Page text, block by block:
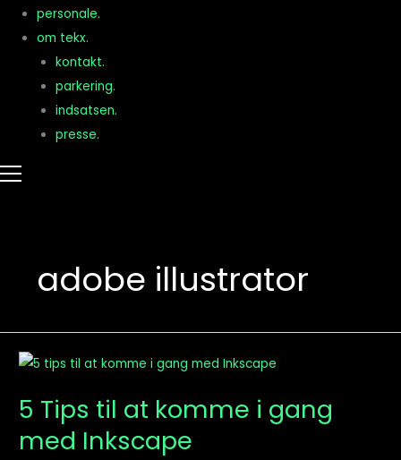
personale.
om tekx.
kontakt.
parkering.
indsatsen.
presse.
adobe illustrator
5 Tips til at komme i gang
med Inkscape
5
til
at